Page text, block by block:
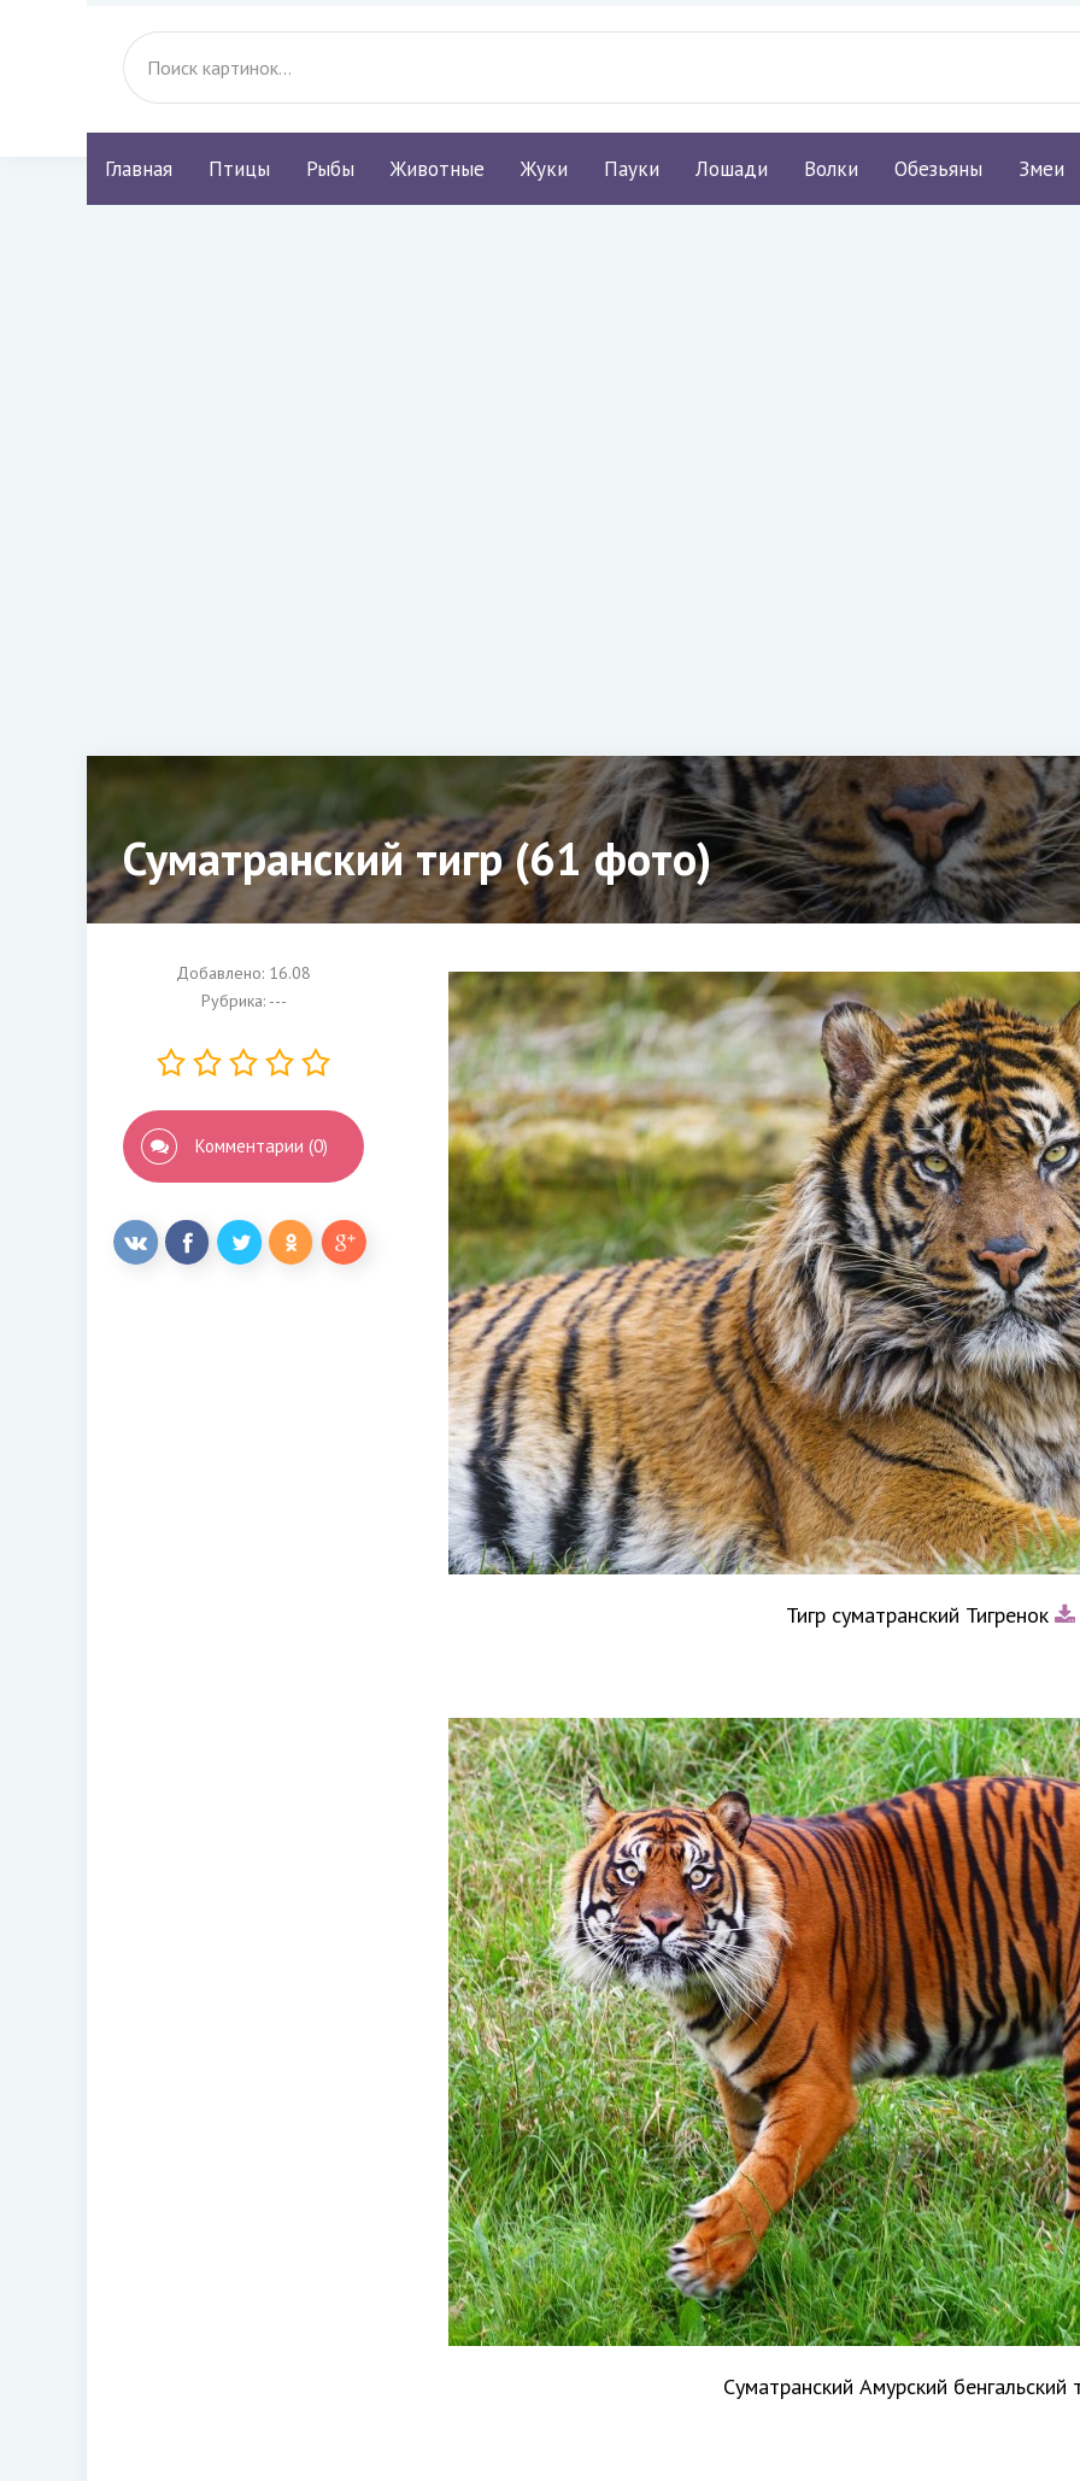
Главная Птицы Рыбы Животные Жуки Пауки Лошади Волки Обезьяны Змеи
Суматранский тигр (61 фото)
Добавлено: 16.08
Рубрика: ---
Комментарии (0)
Тигр суматранский Тигренок
Суматранский Амурский бенгальский